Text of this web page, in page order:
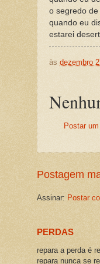
o segredo
quando eu
estarei
às dezembro
Postar
Postagem
Assinar: Postar
PERDAS
repara a perda é
repara nunca se